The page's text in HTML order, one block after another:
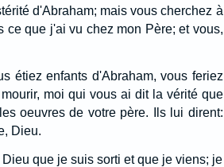
d'Abraham; mais vous cherchez à
ce que j'ai vu chez mon Père; et vous,
étiez enfants d'Abraham, vous feriez
moi qui vous ai dit la vérité que
oeuvres de votre père. Ils lui dirent:
Dieu.
que je suis sorti et que je viens; je